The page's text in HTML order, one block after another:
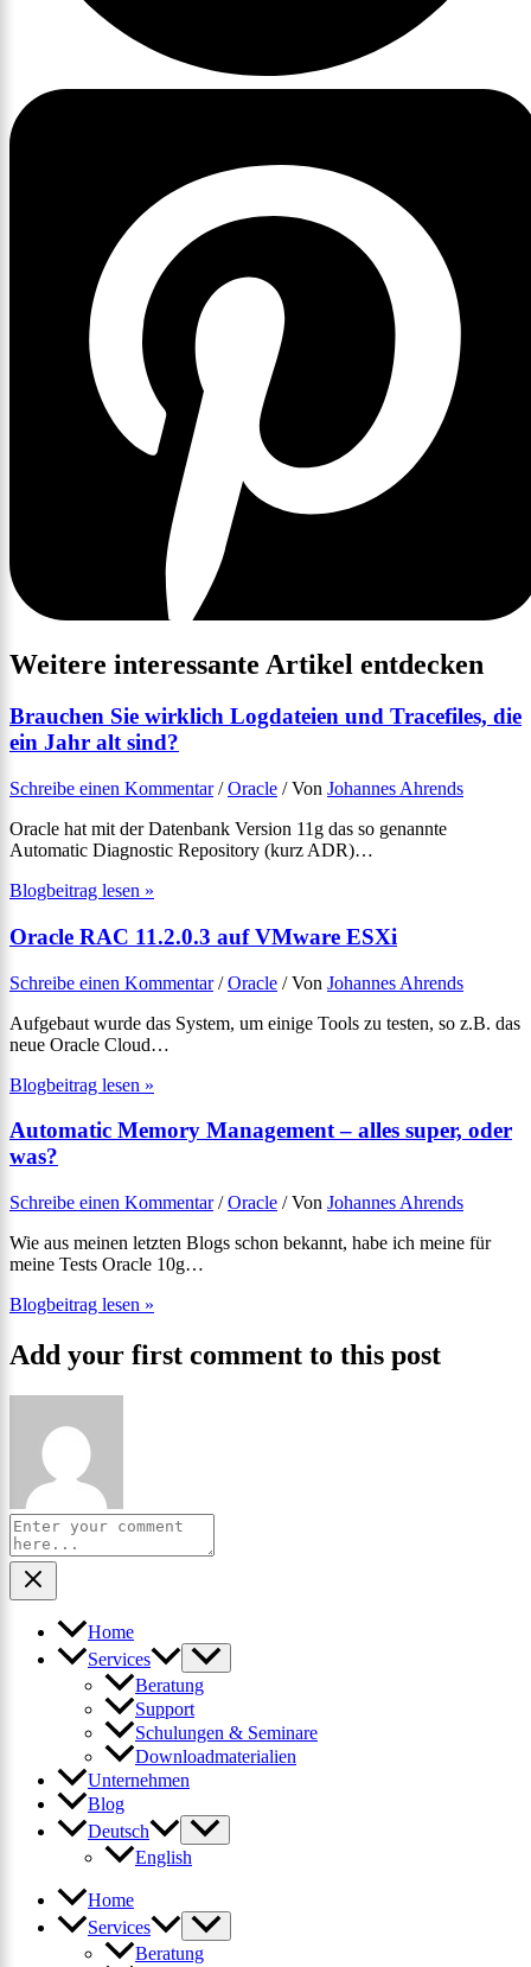
Weitere interessante Artikel entdecken
Brauchen Sie wirklich Logdateien und Tracefiles, die
ein Jahr alt sind?
Schreibe einen Kommentar /Oracle / Von Johannes Ahrends
Oracle hat mit der Datenbank Version 11g das so genannte
Automatic Diagnostic Repository (kurz ADR)…
Blogbeitrag lesen »
Oracle RAC 11.2.0.3 auf VMware ESXi
Schreibe einen Kommentar /Oracle / Von Johannes Ahrends
Aufgebaut wurde das System, um einige Tools zu testen, so z.B. das
neue Oracle Cloud…
Blogbeitrag lesen »
Automatic Memory Management – alles super, oder
was?
Schreibe einen Kommentar /Oracle / Von Johannes Ahrends
Wie aus meinen letzten Blogs schon bekannt, habe ich meine für
meine Tests Oracle 10g…
Blogbeitrag lesen »
Add your first comment to this post
Home
Services
Beratung
Support
Schulungen & Seminare
Downloadmaterialien
Unternehmen
Blog
Deutsch
English
Home
Services
Beratung